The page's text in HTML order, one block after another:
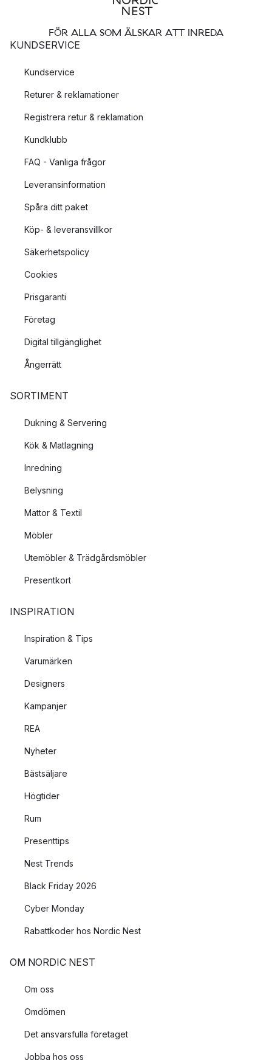
FÖR ALLA SOM ÄLSKAR ATT INREDA
KUNDSERVICE
Kundservice
Returer & reklamationer
Registrera retur & reklamation
Kundklubb
FAQ - Vanliga frågor
Leveransinformation
Spåra ditt paket
Köp- & leveransvillkor
Säkerhetspolicy
Cookies
Prisgaranti
Företag
Digital tillgänglighet
Ångerrätt
SORTIMENT
Dukning & Servering
Kök & Matlagning
Inredning
Belysning
Mattor & Textil
Möbler
Utemöbler & Trädgårdsmöbler
Presentkort
INSPIRATION
Inspiration & Tips
Varumärken
Designers
Kampanjer
REA
Nyheter
Bästsäljare
Högtider
Rum
Presenttips
Nest Trends
Black Friday 2026
Cyber Monday
Rabattkoder hos Nordic Nest
OM NORDIC NEST
Om oss
Omdömen
Det ansvarsfulla företaget
Jobba hos oss